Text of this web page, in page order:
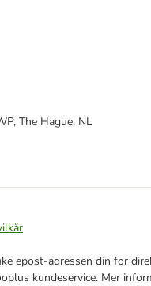
The Hague, NL
epost-adressen din for
kundeservice. Mer